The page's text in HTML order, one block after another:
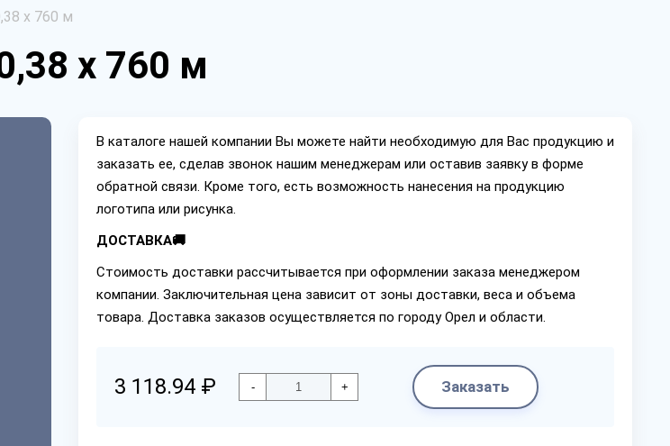
х 760 м
х 760 м
В каталоге нашей компании Вы можете найти необходимую для Вас продукцию и
заказать ее, сделав звонок нашим менеджерам или оставив заявку в форме
обратной связи. Кроме того, есть возможность нанесения на продукцию
логотипа или рисунка.
ДОСТАВКА🚚
Стоимость доставки рассчитывается при оформлении заказа менеджером
компании. Заключительная цена зависит от зоны доставки, веса и объема
товара. Доставка заказов осуществляется по городу Орел и области.
3 118.94 ₽ - + Заказать